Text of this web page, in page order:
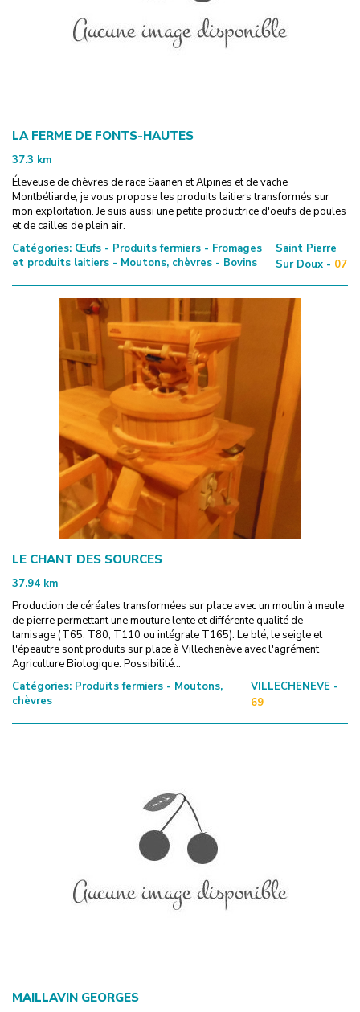
LA FERME DE FONTS-HAUTES
37.3 km
Éleveuse de chèvres de race Saanen et Alpines et de vache
Montbéliarde, je vous propose les produits laitiers transformés sur
mon exploitation. Je suis aussi une petite productrice d'oeufs de poules
et de cailles de plein air.
Catégories: Œufs - Produits fermiers - Fromages
et produits laitiers - Moutons, chèvres - Bovins
Saint Pierre
Sur Doux - 07
LE CHANT DES SOURCES
37.94 km
Production de céréales transformées sur place avec un moulin à meule
de pierre permettant une mouture lente et différente qualité de
tamisage (T65, T80, T110 ou intégrale T165). Le blé, le seigle et
l'épeautre sont produits sur place à Villechenève avec l'agrément
Agriculture Biologique. Possibilité...
Catégories: Produits fermiers - Moutons,
chèvres
VILLECHENEVE -
69
MAILLAVIN GEORGES